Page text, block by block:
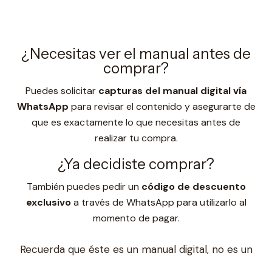
¿Necesitas ver el manual antes de
comprar?
Puedes solicitar capturas del manual digital vía
WhatsApp para revisar el contenido y asegurarte de
que es exactamente lo que necesitas antes de
realizar tu compra.
¿Ya decidiste comprar?
También puedes pedir un código de descuento
exclusivoa través de WhatsApp para utilizarlo al
momento de pagar.
Recuerda que éste es un manual digital, no es un